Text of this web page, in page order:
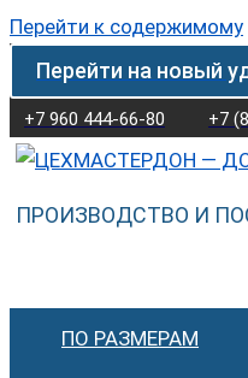
Перейти к содержимому
Перейти на новый
+7 960 444-66-80 +7
ПРОИЗВОДСТВО И
ПО РАЗМЕРАМ